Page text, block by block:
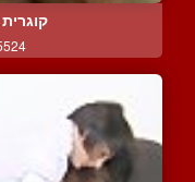
5524